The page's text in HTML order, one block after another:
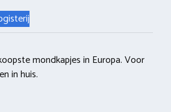
mondkapjes in Europa. Voor
in huis.